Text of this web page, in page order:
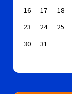
16
17 18
23
24 25
30
31